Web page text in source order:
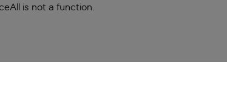
is not a function.